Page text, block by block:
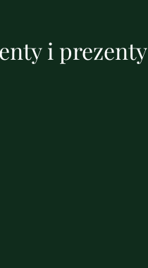
i prezenty